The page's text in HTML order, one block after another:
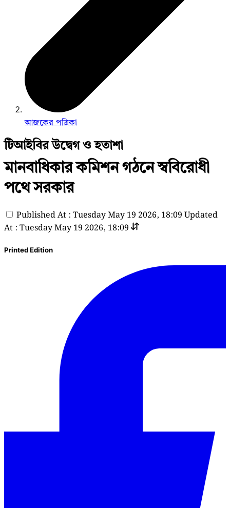
আজকের পত্রিকা
টিআইবির উদ্বেগ ও হতাশা
মানবাধিকার কমিশন গঠনে স্ববিরোধী
পথে সরকার
Published At : Tuesday May 19 2026, 18:09 Updated
At : Tuesday May 19 2026, 18:09
Printed Edition